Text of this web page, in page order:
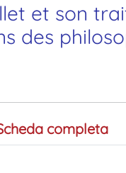
et son
des
completa